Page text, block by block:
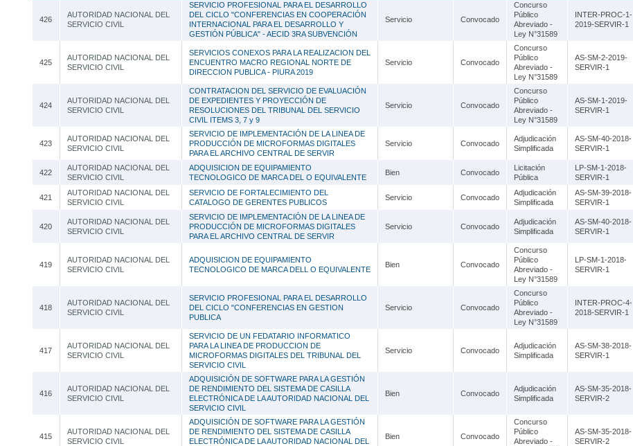
Huancavelica
Huánuco
Junín
La Libertad
Lambayeque
Loreto
Moquegua
Puno
Tumbes
Ucayali
426
AUTORIDAD NACIONAL DEL
SERVICIO CIVIL
SERVICIO PROFESIONAL PARA EL DESARROLLO
DEL CICLO "CONFERENCIAS EN COOPERACIÓN
INTERNACIONAL PARA EL DESARROLLO Y
GESTIÓN PÚBLICA" - AECID 3RA SUBVENCIÓN
Servicio Convocado
Concurso
Público
Abreviado -
Ley N°31589
INTER-PROC-1-
2019-SERVIR-1
425
AUTORIDAD NACIONAL DEL
SERVICIO CIVIL
SERVICIOS CONEXOS PARA LA REALIZACION DEL
ENCUENTRO MACRO REGIONAL NORTE DE
DIRECCION PUBLICA - PIURA 2019
Servicio Convocado
Concurso
Público
Abreviado -
Ley N°31589
AS-SM-2-2019-
SERVIR-1
424
AUTORIDAD NACIONAL DEL
SERVICIO CIVIL
CONTRATACION DEL SERVICIO DE EVALUACIÓN
DE EXPEDIENTES Y PROYECCIÓN DE
RESOLUCIONES DEL TRIBUNAL DEL SERVICIO
CIVIL ITEMS 3, 7 y 9
Servicio Convocado
Concurso
Público
Abreviado -
Ley N°31589
AS-SM-1-2019-
SERVIR-1
423
AUTORIDAD NACIONAL DEL
SERVICIO CIVIL
SERVICIO DE IMPLEMENTACIÓN DE LA LINEA DE
PRODUCCIÓN DE MICROFORMAS DIGITALES
PARA EL ARCHIVO CENTRAL DE SERVIR
Servicio Convocado
Adjudicación
Simplificada
AS-SM-40-2018-
SERVIR-1
422
AUTORIDAD NACIONAL DEL
SERVICIO CIVIL
ADQUISICION DE EQUIPAMIENTO
TECNOLOGICO DE MARCA DEL O EQUIVALENTE
Bien Convocado
Licitación
Pública
LP-SM-1-2018-
SERVIR-1
421
AUTORIDAD NACIONAL DEL
SERVICIO CIVIL
SERVICIO DE FORTALECIMIENTO DEL
CATALOGO DE GERENTES PUBLICOS
Servicio Convocado
Adjudicación
Simplificada
AS-SM-39-2018-
SERVIR-1
420
AUTORIDAD NACIONAL DEL
SERVICIO CIVIL
SERVICIO DE IMPLEMENTACIÓN DE LA LINEA DE
PRODUCCIÓN DE MICROFORMAS DIGITALES
PARA EL ARCHIVO CENTRAL DE SERVIR
Servicio Convocado
Adjudicación
Simplificada
AS-SM-40-2018-
SERVIR-1
419
AUTORIDAD NACIONAL DEL
SERVICIO CIVIL
ADQUISICION DE EQUIPAMIENTO
TECNOLOGICO DE MARCA DELL O EQUIVALENTE
Bien Convocado
Concurso
Público
Abreviado -
Ley N°31589
LP-SM-1-2018-
SERVIR-1
418
AUTORIDAD NACIONAL DEL
SERVICIO CIVIL
SERVICIO PROFESIONAL PARA EL DESARROLLO
DEL CICLO "CONFERENCIAS EN GESTION
PUBLICA
Servicio Convocado
Concurso
Público
Abreviado -
Ley N°31589
INTER-PROC-4-
2018-SERVIR-1
417
AUTORIDAD NACIONAL DEL
SERVICIO CIVIL
SERVICIO DE UN FEDATARIO INFORMATICO
PARA LA LINEA DE PRODUCCION DE
MICROFORMAS DIGITALES DEL TRIBUNAL DEL
SERVICIO CIVIL
Servicio Convocado
Adjudicación
Simplificada
AS-SM-38-2018-
SERVIR-1
416
AUTORIDAD NACIONAL DEL
SERVICIO CIVIL
ADQUISICIÓN DE SOFTWARE PARA LA GESTIÓN
DE RENDIMIENTO DEL SISTEMA DE CASILLA
ELECTRÓNICA DE LA AUTORIDAD NACIONAL DEL
SERVICIO CIVIL
Bien Convocado
Adjudicación
Simplificada
AS-SM-35-2018-
SERVIR-2
415
AUTORIDAD NACIONAL DEL
SERVICIO CIVIL
ADQUISICIÓN DE SOFTWARE PARA LA GESTIÓN
DE RENDIMIENTO DEL SISTEMA DE CASILLA
ELECTRÓNICA DE LA AUTORIDAD NACIONAL DEL
Bien Convocado
Concurso
Público
Abreviado -
AS-SM-35-2018-
SERVIR-2